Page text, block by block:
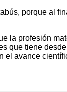
porque al
la profesión
que tiene
el avance